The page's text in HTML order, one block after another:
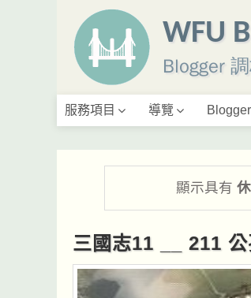
WFU
Blogger
服務項目 導覽 Blogger
顯示具有
三國志11 __ 211 公